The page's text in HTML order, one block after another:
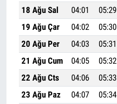
18 Ağu Sal
04:01 05:29
19 Ağu Çar
04:02 05:30
20 Ağu Per
04:03 05:31
21 Ağu Cum
04:05 05:32
22 Ağu Cts
04:06 05:33
23 Ağu Paz
04:07 05:34